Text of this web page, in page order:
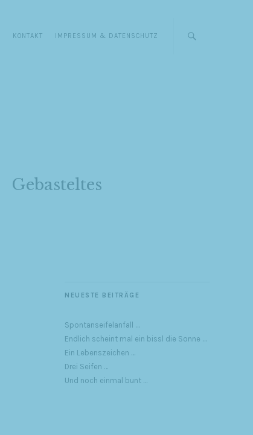
KONTAKT IMPRESSUM & DATENSCHUTZ
Gebasteltes
NEUESTE BEITRÄGE
Spontanseifelanfall …
Endlich scheint mal ein bissl die Sonne …
Ein Lebenszeichen …
Drei Seifen …
Und noch einmal bunt …